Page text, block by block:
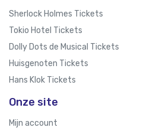
Sherlock Holmes Tickets
Tokio Hotel Tickets
Dolly Dots de Musical Tickets
Huisgenoten Tickets
Hans Klok Tickets
Onze site
Mijn account